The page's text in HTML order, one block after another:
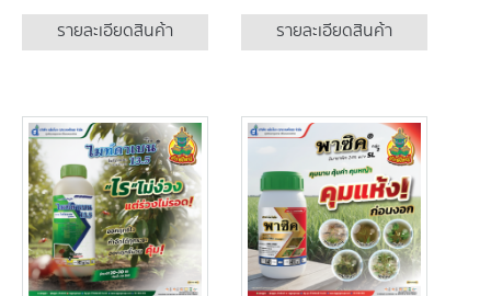
รายละเอียดสินค้า รายละเอียดสินค้า